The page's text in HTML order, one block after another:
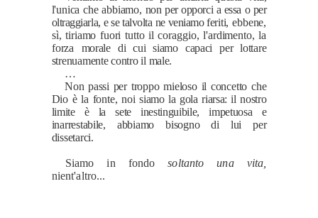
l'unica che abbiamo, non per opporci a essa o per
oltraggiarla, e se talvolta ne veniamo feri­ti, ebbene,
sì, tiriamo fuori tutto il coraggio, l'ardimento, la
forza
morale di cui siamo capaci per lottare
strenuamente contro il male.
…
Non passi per troppo mieloso il concetto che
Dio è la fonte, noi siamo la gola riarsa: il nostro
limite è la sete inestinguibile, impetuo­sa e
inarrestabile, abbiamo bisogno di lui per
dissetarci.
Siamo in fondosoltanto una vita,
nient'altro...